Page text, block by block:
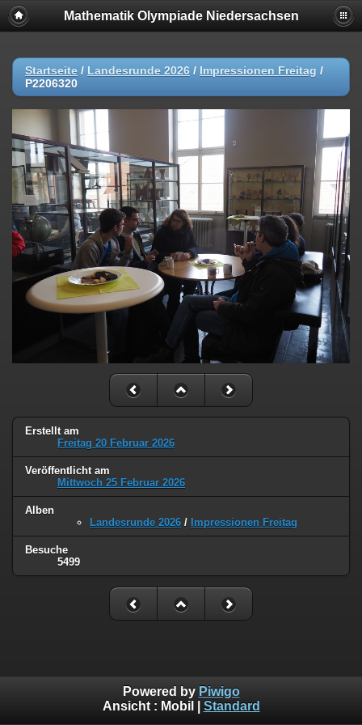
Mathematik Olympiade Niedersachsen
Startseite / Landesrunde 2026 / Impressionen Freitag /
P2206320
Erstellt am
Freitag 20 Februar 2026
Veröffentlicht am
Mittwoch 25 Februar 2026
Alben
Landesrunde 2026 / Impressionen Freitag
Besuche
5499
Powered by Piwigo
Ansicht : Mobil Standard